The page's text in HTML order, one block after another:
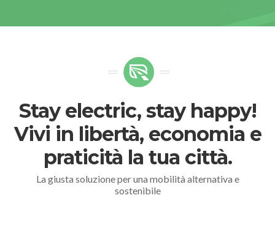
Stay electric, stay happy!
Vivi in libertà, economia e
praticità la tua città.
La giusta soluzione per una mobilità alternativa e
sostenibile